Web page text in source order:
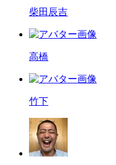
柴田辰吉
高橋
竹下